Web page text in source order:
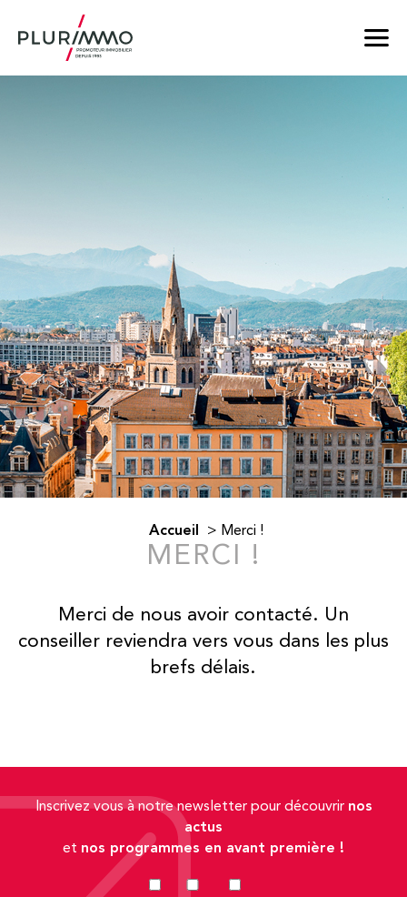
Accueil > Merci !
MERCI !
Merci de nous avoir contacté. Un
conseiller reviendra vers vous dans les plus
brefs délais.
Inscrivez vous à notre newsletter pour découvrir nos
actus
et nos programmes en avant première !